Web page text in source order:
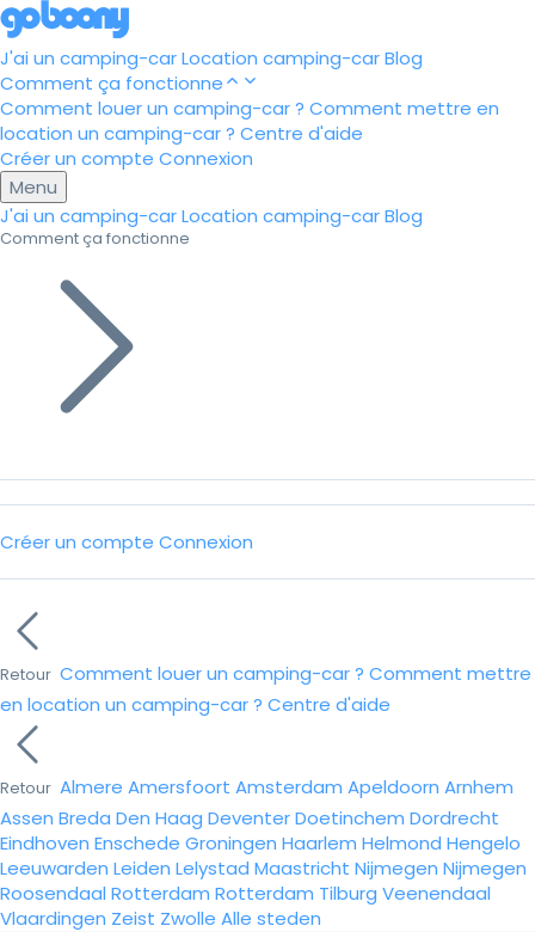
J'ai un camping-carLocation camping-carBlog
Comment ça fonctionne
Comment louer un camping-car ? Comment mettre en
location un camping-car ? Centre d'aide
Créer un compte Connexion
Menu
J'ai un camping-carLocation camping-carBlog
Comment ça fonctionne
Créer un compte Connexion
Retour Comment louer un camping-car ? Comment mettre
en location un camping-car ? Centre d'aide
Retour Almere Amersfoort Amsterdam Apeldoorn Arnhem
Assen Breda Den Haag DeventerDoetinchem Dordrecht
Eindhoven Enschede Groningen Haarlem Helmond Hengelo
Leeuwarden Leiden Lelystad Maastricht Nijmegen Nijmegen
Roosendaal Rotterdam Rotterdam Tilburg Veenendaal
Vlaardingen Zeist Zwolle Alle steden